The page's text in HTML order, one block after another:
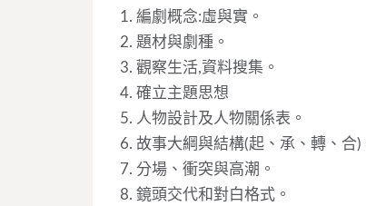
1. 編劇概念:虛與實。
2. 題材與劇種。
3. 觀察生活,資料搜集。
4. 確立主題思想
5. 人物設計及人物關係表。
6. 故事大綱與結構(起、承、轉、合
7. 分場、衝突與高潮。
8. 鏡頭交代和對白格式。